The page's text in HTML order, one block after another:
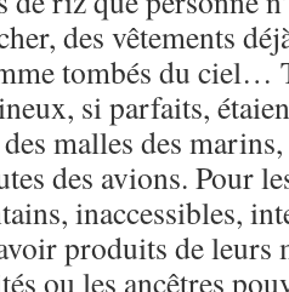
des vêtements
tombés du ciel…
si parfaits,
malles des
des avions. Pour
inaccessibles,
produits de leurs
ou les ancêtres